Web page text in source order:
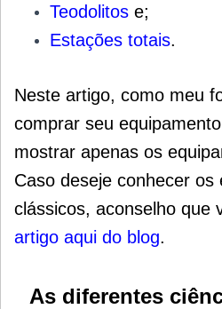
Teodolitos e;
Estações totais.
Neste artigo, como meu
comprar seu
mostrar apenas os
Caso deseje conhecer os
clássicos, aconselho que
artigo aqui do blog.
As diferentes